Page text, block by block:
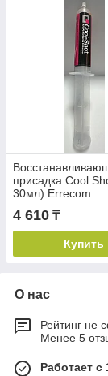
присадка Cool
30мл) Errecom
4 610 ₸
Купить
О нас
Рейтинг не
Менее 5
Работает с